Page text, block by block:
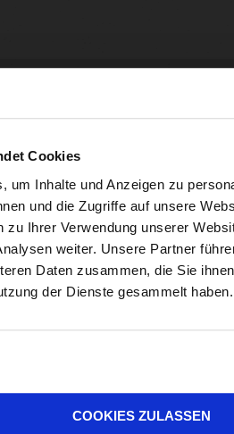
Cookies
um Inhalte und Anzeigen zu
und die Zugriffe auf unsere
zu Ihrer Verwendung unserer
weiter. Unsere Partner
Daten zusammen, die Sie
der Dienste gesammelt haben.
COOKIES ZULASSEN
Sie
unseren
Newsletter
Sie
uns
auf
+